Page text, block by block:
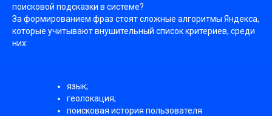
поисковой подсказки в системе?
За формированием фраз стоят сложные алгоритмы Яндекса,
которые учитывают внушительный список критериев, среди
них:
язык;
геолокация;
поисковая история пользователя